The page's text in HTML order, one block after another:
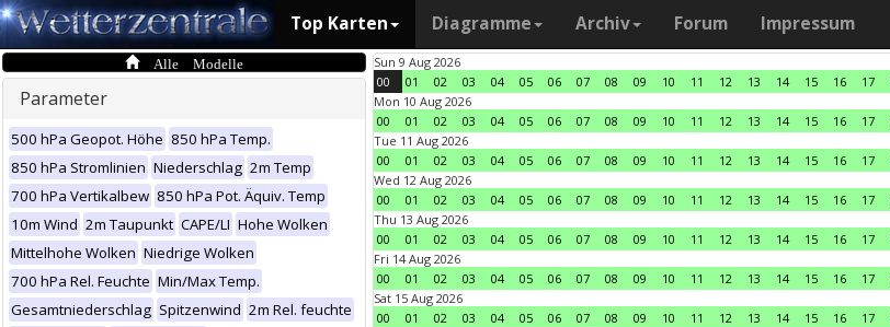
Top Karten Diagramme Archiv Forum Impressum
Alle Modelle
Parameter
500 hPa Geopot. Höhe 850 hPa Temp.
850 hPa Stromlinien Niederschlag 2m Temp
700 hPa Vertikalbew 850 hPa Pot. Äquiv. Temp
10m Wind 2m Taupunkt CAPE/LI Hohe Wolken
Mittelhohe Wolken Niedrige Wolken
700 hPa Rel. Feuchte Min/Max Temp.
Gesamtniederschlag Spitzenwind 2m Rel. feuchte
Sun 9 Aug 2026
00
01 02 03 04 05 06 07 08 09 10 11 12 13 14 15 16 17
Mon 10 Aug 2026
00
01 02 03 04 05 06 07 08 09 10 11 12 13 14 15 16 17
Tue 11 Aug 2026
00
01 02 03 04 05 06 07 08 09 10 11 12 13 14 15 16 17
Wed 12 Aug 2026
00
01 02 03 04 05 06 07 08 09 10 11 12 13 14 15 16 17
Thu 13 Aug 2026
00
01 02 03 04 05 06 07 08 09 10 11 12 13 14 15 16 17
Fri 14 Aug 2026
00
01 02 03 04 05 06 07 08 09 10 11 12 13 14 15 16 17
Sat 15 Aug 2026
00
01 02 03 04 05 06 07 08 09 10 11 12 13 14 15 16 17